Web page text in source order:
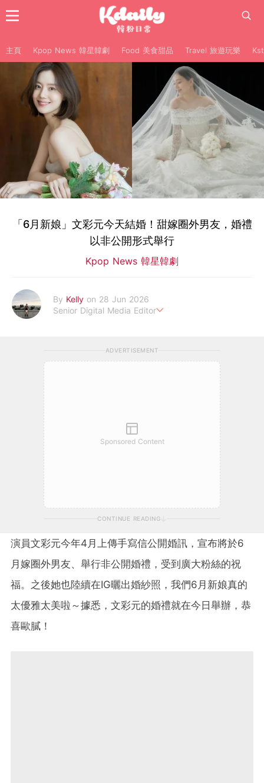
主頁 Kpop News 韓星韓劇 Food 美食甜品 Travel 旅遊玩樂
「6月新娘」文彩元今天結婚！甜嫁圈外男友，婚禮
以非公開形式舉行
Kpop News 韓星韓劇
By Kelly on 28 Jun 2026
Senior Digital Media Editor
ADVERTISEMENT
Sponsored Content
CONTINUE READING
演員文彩元今年4月上傳手寫信公開婚訊，宣布將於6
月嫁圈外男友、舉行非公開婚禮，受到廣大粉絲的祝
福。之後她也陸續在IG曬出婚紗照，我們6月新娘真的
太優雅太美啦～據悉，文彩元的婚禮就在今日舉辦，恭
喜歐膩！